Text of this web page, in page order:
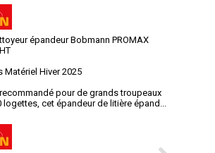
épandeur Bobmann PROMAX
Matériel Hiver 2025
pour de grands troupeaux
logettes, cet épandeur de litière épand...